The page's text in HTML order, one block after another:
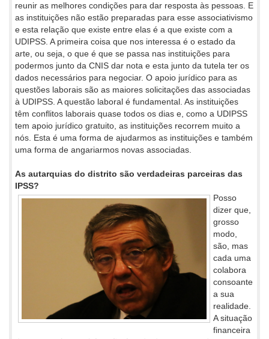
reunir as melhores condições para dar resposta às pessoas. E
as instituições não estão preparadas para esse associativismo
e esta relação que existe entre elas é a que existe com a
UDIPSS. A primeira coisa que nos interessa é o estado da
arte, ou seja, o que é que se passa nas instituições para
podermos junto da CNIS dar nota e esta junto da tutela ter os
dados necessários para negociar. O apoio jurídico para as
questões laborais são as maiores solicitações das associadas
à UDIPSS. A questão laboral é fundamental. As instituições
têm conflitos laborais quase todos os dias e, como a UDIPSS
tem apoio jurídico gratuito, as instituições recorrem muito a
nós. Esta é uma forma de ajudarmos as instituições e também
uma forma de angariarmos novas associadas.
As autarquias do distrito são verdadeiras parceiras das
IPSS?
Posso
dizer que,
grosso
modo,
são, mas
cada uma
colabora
consoante
a sua
realidade.
A situação
financeira